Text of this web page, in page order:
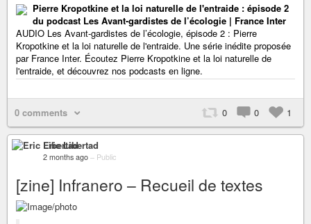
Pierre Kropotkine et la loi naturelle de l'entraide : épisode 2
du podcast Les Avant-gardistes de l’écologie | France Inter
AUDIO Les Avant-gardistes de l’écologie, épisode 2 : Pierre
Kropotkine et la loi naturelle de l'entraide. Une série inédite proposée
par France Inter. Écoutez Pierre Kropotkine et la loi naturelle de
l'entraide, et découvrez nos podcasts en ligne.
0 comments 0 0 1
Eric Libertad
2 months ago – Public
[zine] Infranero – Recueil de textes